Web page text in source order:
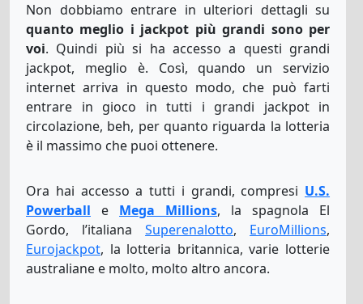
Non dobbiamo entrare in ulteriori dettagli su
quanto meglio i jackpot più grandi sono per
voi. Quindi più si ha accesso a questi grandi
jackpot, meglio è. Così, quando un servizio
internet arriva in questo modo, che può farti
entrare in gioco in tutti i grandi jackpot in
circolazione, beh, per quanto riguarda la lotteria
è il massimo che puoi ottenere.
Ora hai accesso a tutti i grandi, compresi U.S.
Powerball e Mega Millions, la spagnola El
Gordo, l’italianaSuperenalotto, EuroMillions,
Eurojackpot, la lotteria britannica, varie lotterie
australiane e molto, molto altro ancora.